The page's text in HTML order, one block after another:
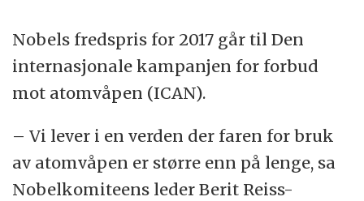
Nobels fredspris for 2017 går til Den
internasjonale kampanjen for forbud
mot atomvåpen (ICAN).
– Vi lever i en verden der faren for bruk
av atomvåpen er større enn på lenge, sa
Nobelkomiteens leder Berit Reiss-